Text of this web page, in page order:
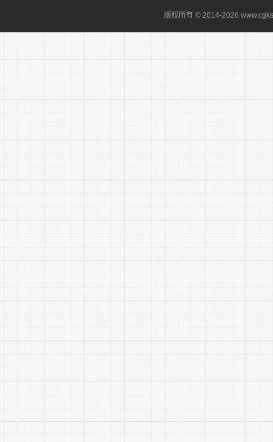
主要测
综合能力等
申论材
提出自己
2B铅笔将“
(二)《
版权所有 © 2014-2026